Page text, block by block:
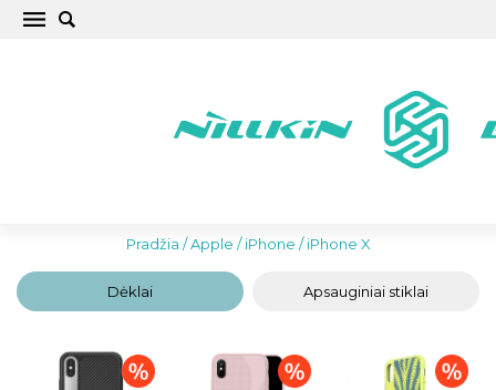
Pradžia /Apple /iPhone /iPhone X
Dėklai Apsauginiai stiklai